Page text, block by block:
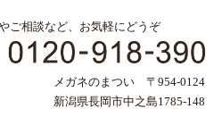
ご相談など、お気軽にどうぞ
メガネのまつい 〒954-0124
新潟県長岡市中之島1785-148